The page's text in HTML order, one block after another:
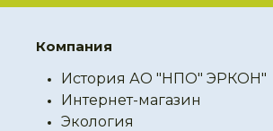
Компания
История АО "НПО" ЭРКОН"
Интернет-магазин
Экология